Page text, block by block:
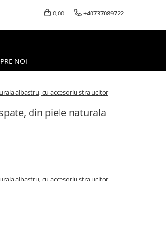
0,00 +40737089722
NOI
albastru, cu accesoriu stralucitor
din piele naturala
albastru, cu accesoriu stralucitor